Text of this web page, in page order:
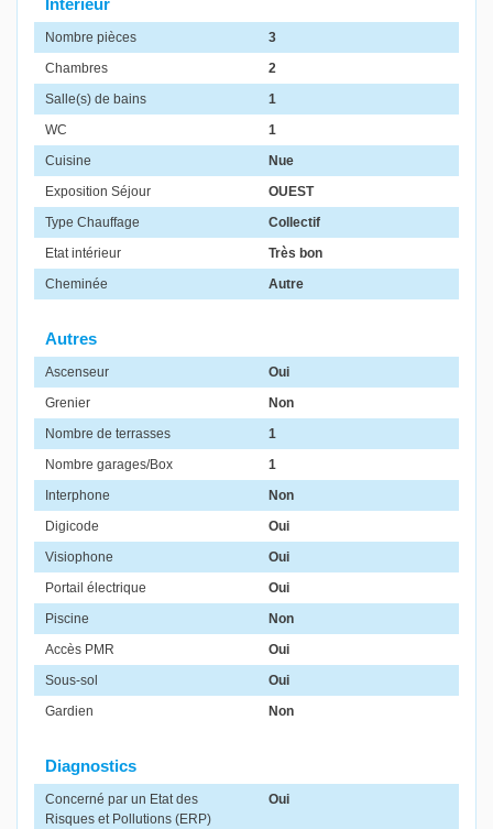
Intérieur
Nombre pièces
3
Chambres
2
Salle(s) de bains
1
WC
1
Cuisine
Nue
Exposition Séjour
OUEST
Type Chauffage
Collectif
Etat intérieur
Très bon
Cheminée
Autre
Autres
Ascenseur
Oui
Grenier
Non
Nombre de terrasses
1
Nombre garages/Box
1
Interphone
Non
Digicode
Oui
Visiophone
Oui
Portail électrique
Oui
Piscine
Non
Accès PMR
Oui
Sous-sol
Oui
Gardien
Non
Diagnostics
Concerné par un Etat des
Risques et Pollutions (ERP)
Oui